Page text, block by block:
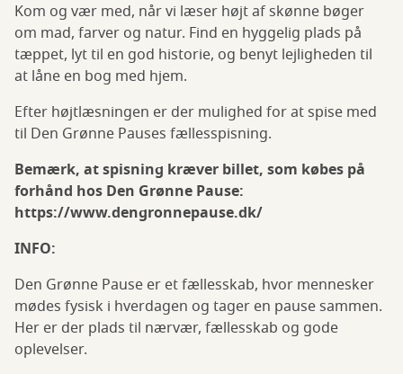
Kom og vær med, når vi læser højt af skønne bøger
om mad, farver og natur. Find en hyggelig plads på
tæppet, lyt til en god historie, og benyt lejligheden til
at låne en bog med hjem.
Efter højtlæsningen er der mulighed for at spise med
til Den Grønne Pauses fællesspisning.
Bemærk, at spisning kræver billet, som købes på
forhånd hos Den Grønne Pause:
https://www.dengronnepause.dk/
INFO:
Den Grønne Pause er et fællesskab, hvor mennesker
mødes fysisk i hverdagen og tager en pause sammen.
Her er der plads til nærvær, fællesskab og gode
oplevelser.